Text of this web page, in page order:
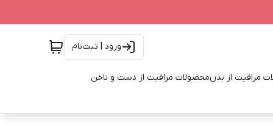
ورود | ثبت‌نام
مراقبت از بدنمحصولات مراقبت از دست و ناخن